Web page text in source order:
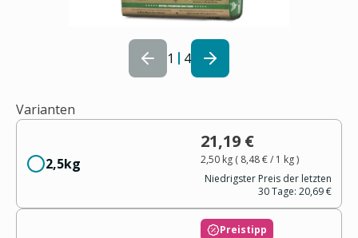
1 4
Varianten
2,5kg
21,19 €
2,50 kg( 8,48 €/ 1 kg)
Niedrigster Preis der letzten
30 Tage: 20,69 €
Preistipp